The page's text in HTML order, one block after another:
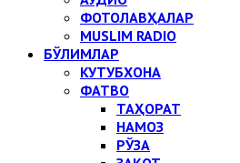
ФОТОЛАВҲАЛАР
MUSLIM RADIO
БЎЛИМЛАР
КУТУБХОНА
ФАТВО
ТАҲОРАТ
НАМОЗ
РЎЗА